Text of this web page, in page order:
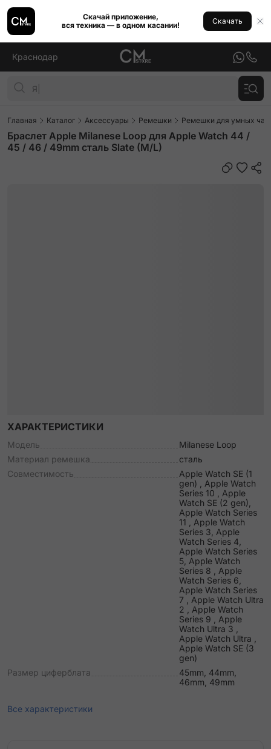
Скачай приложение,
вся техника — в одном касании!
Скачать
Краснодар
Главная Каталог Аксессуары Ремешки Ремешки для умных
Браслет Apple Milanese Loop для Apple Watch 44 /
45 / 46 / 49mm сталь Slate (M/L)
ХАРАКТЕРИСТИКИ
Модель
Milanese Loop
Материал ремешка
сталь
Совместимость
Apple Watch SE (1
gen) , Apple Watch
Series 10 , Apple
Watch SE (2 gen),
Apple Watch Series
11 , Apple Watch
Series 3, Apple
Watch Series 4,
Apple Watch Series
5, Apple Watch
Series 8 , Apple
Watch Series 6,
Apple Watch Series
7 , Apple Watch Ultra
2 , Apple Watch
Series 9 , Apple
Watch Ultra 3 ,
Apple Watch Ultra ,
Apple Watch SE (3
gen)
Размер циферблата
45mm, 44mm,
46mm, 49mm
Все характеристики